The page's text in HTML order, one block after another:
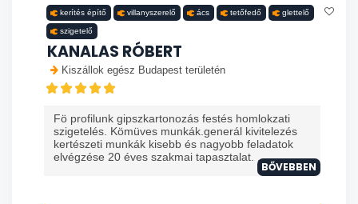
kerítés építő villanyszerelő ács tetőfedő glettelő
szigetelő
KANALAS RÓBERT
Kiszállok egész Budapest területén
Fö profilunk gipszkartonozás festés homlokzati
szigetelés. Kömüves munkák.generál kivitelezés
kertészeti munkák kisebb és nagyobb feladatok
elvégzése 20 éves szakmai tapasztalat. ...
BŐVEBBEN